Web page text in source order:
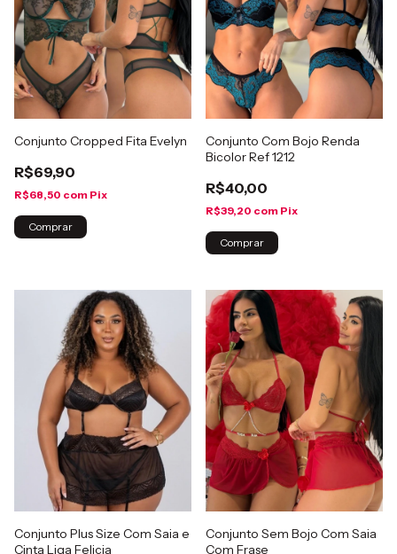
Conjunto Cropped Fita Evelyn
R$69,90
R$68,50 com Pix
Comprar
Conjunto Com Bojo Renda
Bicolor Ref 1212
R$40,00
R$39,20 com Pix
Comprar
Conjunto Plus Size Com Saia e
Cinta Liga Felicia
Conjunto Sem Bojo Com Saia
Com Frase